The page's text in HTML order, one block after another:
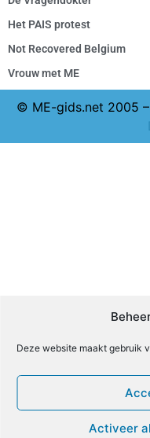
Deze website maakt gebruik
Activeer
Het PAIS protest
Not Recovered Belgium
Vrouw met ME
© ME-gids.net 2005